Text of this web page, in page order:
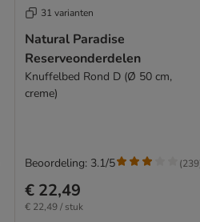
31 varianten
Natural Paradise
Reserveonderdelen
Knuffelbed Rond D (Ø 50 cm,
creme)
€ 22,49
€ 22,49 / stuk
Beoordeling: 3.1/5 (239